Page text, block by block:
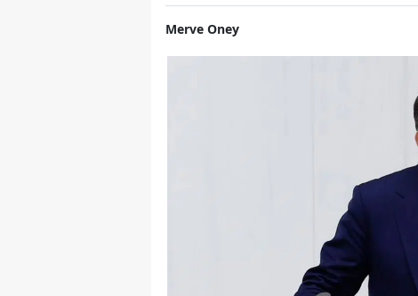
Merve Oney